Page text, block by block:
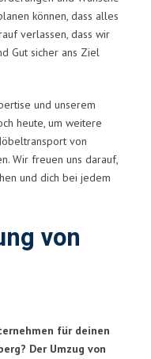
können, dass alles
verlassen, dass wir
Gut sicher ans Ziel
und unserem
heute, um weitere
von
Wir freuen uns darauf,
und dich bei jedem
von
für deinen
Der Umzug von